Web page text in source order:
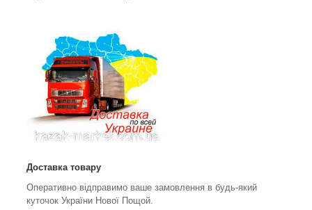
Доставка товару
Оперативно відправимо ваше замовлення в будь-який
куточок України Нової Пощой.